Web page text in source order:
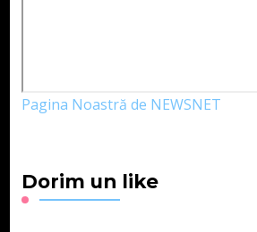
Pagina Noastră de NEWSNET
Dorim un like